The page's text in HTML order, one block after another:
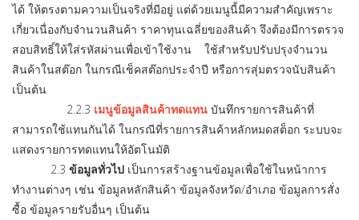
ได้ ให้ตรงตามความเป็นจริงที่มีอยู่ แต่ด้วยเมนูนี้มีความสำคัญเพราะ
เกี่ยวเนื่องกับจำนวนสินค้า ราคาทุนเฉลี่ยของสินค้า จึงต้องมีการตรวจ
สอบสิทธิ์ให้ใส่รหัสผ่านเพื่อเข้าใช้งาน ใช้สำหรับปรับปรุงจำนวน
สินค้าในสต๊อก ในกรณีเช็คสต๊อกประจำปี หรือการสุ่มตรวจนับสินค้า
เป็นต้น
2.2.3 เมนูข้อมูลสินค้าทดแทน บันทึกรายการสินค้าที่
สามารถใช้แทนกันได้ ในกรณีที่รายการสินค้าหลักหมดสต็อก ระบบจะ
แสดงรายการทดแทนให้อัตโนมัติ
2.3 ข้อมูลทั่วไป เป็นการสร้างฐานข้อมูลเพื่อใช้ในหน้าการ
ทำงานต่างๆ เช่น ข้อมูลหลักสินค้า ข้อมูลจังหวัด/อำเภอ ข้อมูลการสั่ง
ซื้อ ข้อมูลรายรับอื่นๆ เป็นต้น